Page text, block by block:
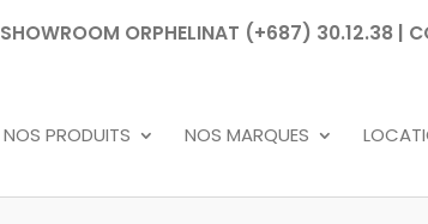
SHOWROOM ORPHELINAT (+687) 30.12.38 |
NOS PRODUITS NOS MARQUES